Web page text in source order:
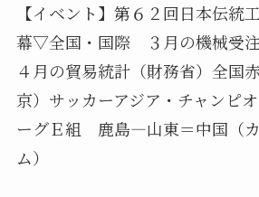
【イベント】第６２回日本伝統
幕▽全国・国際 ３月の機械受注
４月の貿易統計（財務省）全国
京）サッカーアジア・チャンピ
ーグＥ組 鹿島―山東＝中国（
ム）